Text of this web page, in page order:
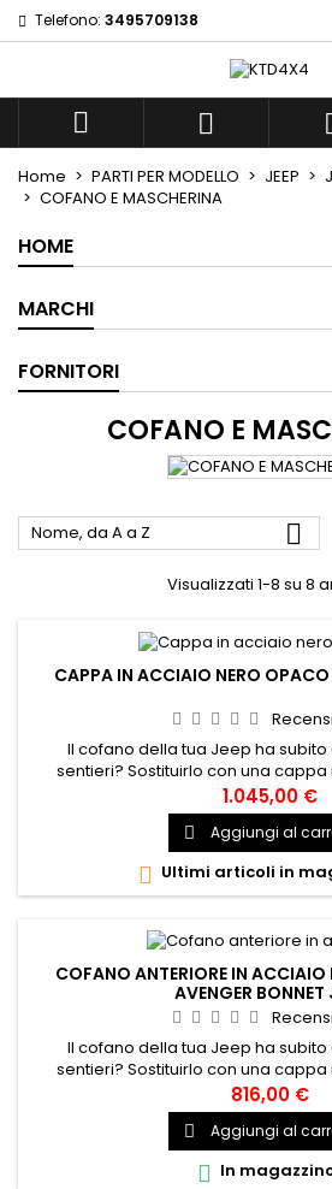
Telefono: 3495709138
 
Home PARTI PER MODELLO JEEP
COFANO E MASCHERINA
HOME
MARCHI
FORNITORI
COFANO E
Nome, da A a Z 
Visualizzati 1-8 su 8
CAPPA IN ACCIAIO NERO OPACO
Il cofano della tua Jeep ha
sentieri? Sostituirlo con una
OFD. Questo prodotto si adatta
conferisce al tuo camion un
aggressivo. Codice
JT 20-presente,Wrangler JL 18-
1.045,00 €
 Aggiungi al
 Ultimi articoli in
COFANO ANTERIORE IN
AVENGER BONNET
Il cofano della tua Jeep ha
sentieri? Sostituirlo con una
OFD. Questo prodotto conferisce al
migliore e più aggressivo. Codice
Adatto a:Gladiator JT 20-
Codice
816,00 €
 Aggiungi al
 In
Add to wishlist
((modalTitle))
((confirmMessage))
((cancelText))
((title))
((label))
Sign in
You need to be logged in to